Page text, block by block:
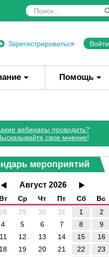
Зарегистрироваться Войти
Помощь
вебинары проводить?
свое мнение!
мероприятий
Август 2026
Вт Ср Чт Пт Сб
Вс
28 29 30 31 1
2
4 5 6 7 8
9
11 12 13 14 15
16
18 19 20 21 22
23